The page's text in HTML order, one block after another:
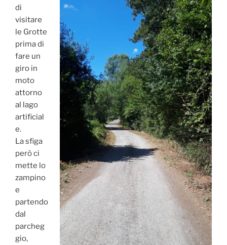
di
visitare
le Grotte
prima di
fare un
giro in
moto
attorno
al lago
artificial
e.
La sfiga
però ci
mette lo
zampino
e
partendo
dal
parcheg
gio,